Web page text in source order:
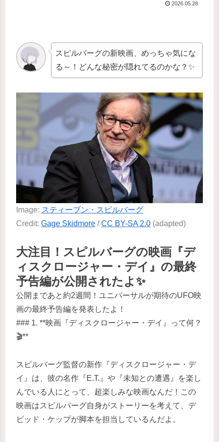
2026.05.28
スピルバーグの新映画、めっちゃ気にな
る～！どんな秘密が隠れてるのかな？✨
Image: スティーブン・スピルバーグ
Credit: Gage Skidmore /CC BY-SA 2.0 (adapted)
大注目！スピルバーグの映画『デ
ィスクロージャー・デイ』の最終
予告編が公開されたよ✨
公開まであと約2週間！ユニバーサルが期待のUFO映
画の最終予告編を発表したよ！
### 1. **映画『ディスクロージャー・デイ』って何？
🎬**
スピルバーグ監督の新作『ディスクロージャー・デ
イ』は、彼の名作『E.T.』や『未知との遭遇』を楽し
んでいる人にとって、超楽しみな映画なんだ！この
映画はスピルバーグ自身がストーリーを考えて、デ
ビッド・ケップが脚本を担当しているんだよ。